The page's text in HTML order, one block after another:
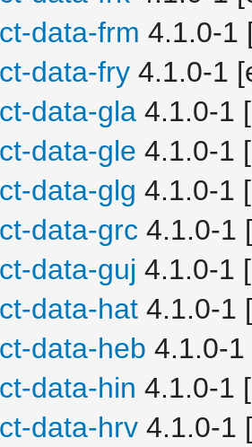
data-frm 4.1.0-1
data-fry4.1.0-1
data-gla4.1.0-1
data-gle 4.1.0-1
data-glg 4.1.0-1
data-grc 4.1.0-1
data-guj 4.1.0-1
data-hat4.1.0-1
data-heb 4.1.0-
data-hin 4.1.0-1
data-hrv4.1.0-1